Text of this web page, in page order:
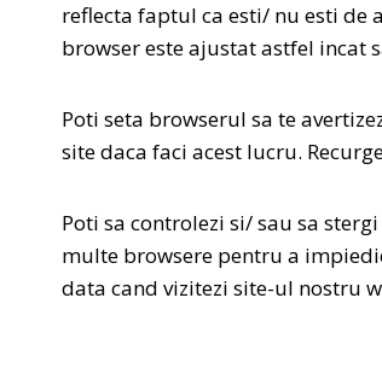
reflecta faptul ca esti/ nu esti de
browser este ajustat astfel incat
Poti seta browserul sa te
site daca faci acest lucru.
Poti sa controlezi si/ sau sa
multe browsere pentru a
data cand vizitezi site-ul nostru